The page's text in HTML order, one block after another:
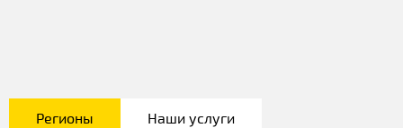
Регионы Наши услуги